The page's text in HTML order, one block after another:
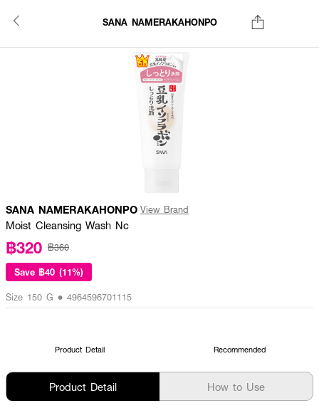
SANA NAMERAKAHONPO
SANA NAMERAKAHONPO View Brand
Moist Cleansing Wash Nc
฿320 ฿360
Save ฿40 (11%)
Size 150 G • 4964596701115
Product Detail Recommended
Product Detail How to Use